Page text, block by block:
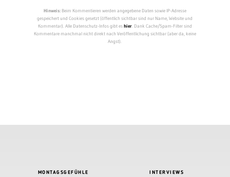
Hinweis:Beim Kommentieren werden angegebene Daten sowie IP-Adresse
gespeichert und Cookies gesetzt (öffentlich sichtbar sind nur Name, Website und
Kommentar). Alle Datenschutz-Infos gibt eshier. Dank Cache/Spam-Filter sind
Kommentare manchmal nicht direkt nach Veröffentlichung sichtbar (aber da, keine
Angst).
MONTAGSGEFÜHLE INTERVIEWS